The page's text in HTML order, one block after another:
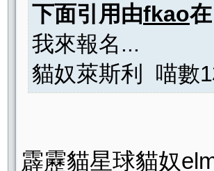
下面引用由fkao
我來報名...
貓奴萊斯利 喵數
霹靂貓星球貓奴